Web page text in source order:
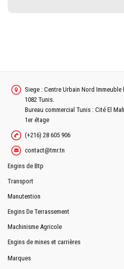
Siege : Centre Urbain Nord
1082 Tunis.
Bureau commercial Tunis : Cité El
1er étage
(+216) 28 605 906
contact@tmr.tn
Engins de Btp
Transport
Manutention
Engins De Terrassement
Machinisme Agricole
Engins de mines et carrières
Marques